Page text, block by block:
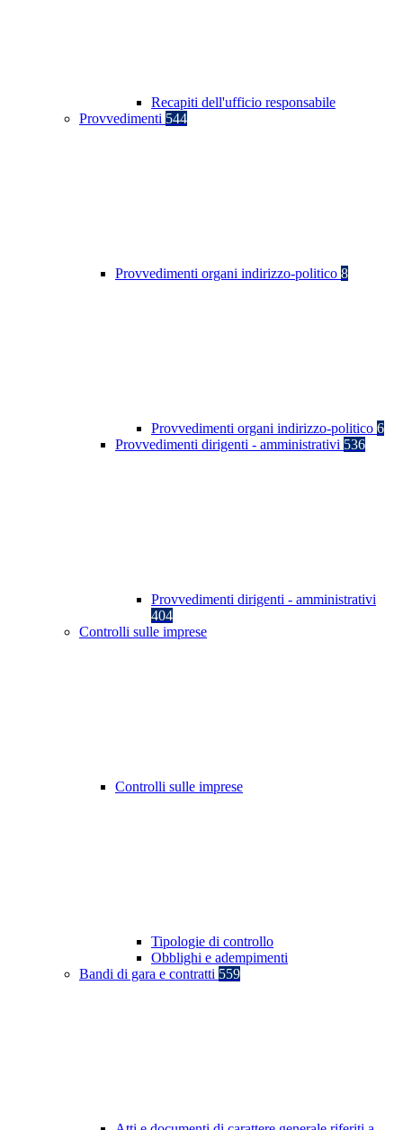
Recapiti dell'ufficio responsabile
Provvedimenti 544
Provvedimenti organi indirizzo-politico 8
Provvedimenti organi indirizzo-politico 6
Provvedimenti dirigenti - amministrativi 536
Provvedimenti dirigenti - amministrativi
404
Controlli sulle imprese
Controlli sulle imprese
Tipologie di controllo
Obblighi e adempimenti
Bandi di gara e contratti 559